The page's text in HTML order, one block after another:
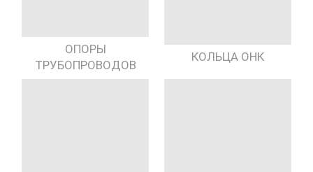
ОПОРЫ
ТРУБОПРОВОДОВ
КОЛЬЦА ОНК